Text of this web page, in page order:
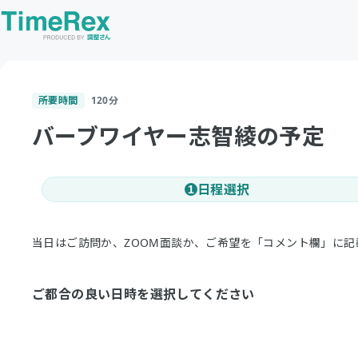
所要時間 120分
バーブワイヤー志智綾の予定
1 日程選択
当日はご訪問か、ZOOM面談か、ご希望を「コメント欄」に
ご都合の良い日時を選択してください